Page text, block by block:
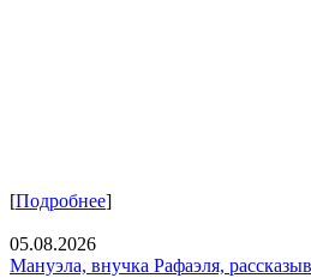
[Подробнее]
05.08.2026
Мануэла, внучка Рафаэля,